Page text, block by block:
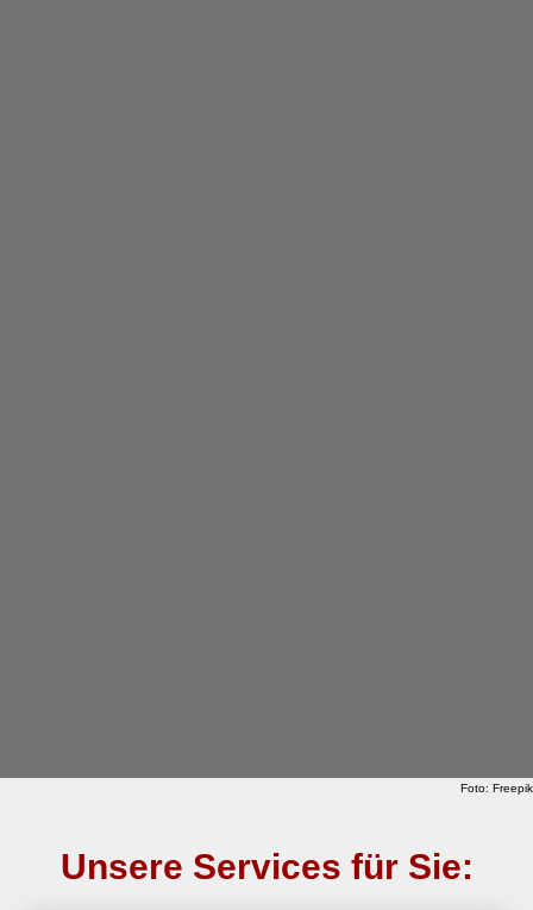
Foto: Freepik
Unsere Services für Sie: